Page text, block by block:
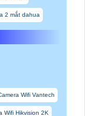
2 mắt dahua
Wifi Vantech
Wifi Hikvision 2K